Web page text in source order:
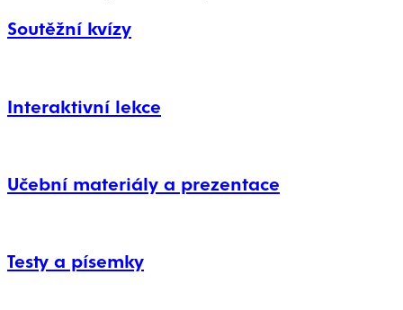
Soutěžní kvízy
Interaktivní lekce
Učební materiály a prezentace
Testy a písemky